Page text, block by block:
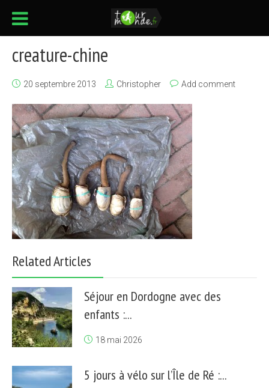
creature-chine
20 septembre 2013 Christopher Add comment
Related Articles
Séjour en Dordogne avec des
enfants :...
18 mai 2026
5 jours à vélo sur l’Île de Ré :...